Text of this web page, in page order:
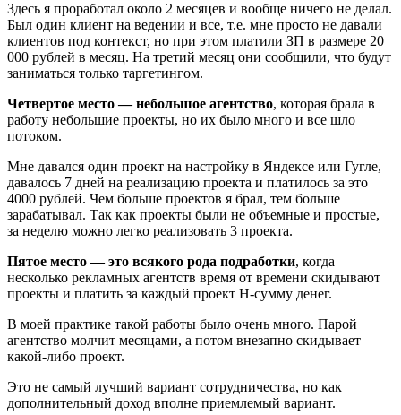
Здесь я проработал около 2 месяцев и вообще ничего не делал.
Был один клиент на ведении и все, т.е. мне просто не давали
клиентов под контекст, но при этом платили ЗП в размере 20
000 рублей в месяц. На третий месяц они сообщили, что будут
заниматься только таргетингом.
Четвертое место — небольшое агентство, которая брала в
работу небольшие проекты, но их было много и все шло
потоком.
Мне давался один проект на настройку в Яндексе или Гугле,
давалось 7 дней на реализацию проекта и платилось за это
4000 рублей. Чем больше проектов я брал, тем больше
зарабатывал. Так как проекты были не объемные и простые,
за неделю можно легко реализовать 3 проекта.
Пятое место — это всякого рода подработки, когда
несколько рекламных агентств время от времени скидывают
проекты и платить за каждый проект Н-сумму денег.
В моей практике такой работы было очень много. Парой
агентство молчит месяцами, а потом внезапно скидывает
какой-либо проект.
Это не самый лучший вариант сотрудничества, но как
дополнительный доход вполне приемлемый вариант.